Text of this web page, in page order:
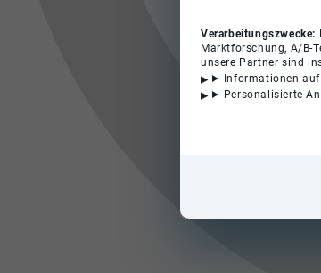
Verarbeitungszwecke:
Marktforschung, A/B-
unsere Partner sind
Informationen
Personalisierte